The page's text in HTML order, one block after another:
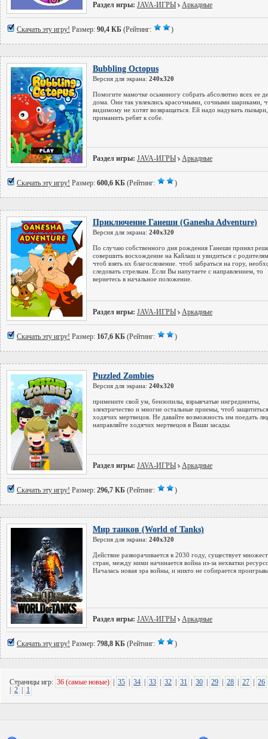
Раздел игры: JAVA-ИГРЫ Аркадные
Скачать эту игру! Размер: 90,4 КБ (Рейтинг: )
Bubbling Octopus
Версия для экрана: 240x320
Помогите мамочке осьминогу собрать абсолютно всех ее
дома. Они так увлеклись красочными, сочными шариками,
видимому не хотят возвращаться. Ей надо надувать
приманить ребят к собе.
Раздел игры: JAVA-ИГРЫ Аркадные
Скачать эту игру! Размер: 600,6 КБ (Рейтинг: )
Приключение Ганеши (Ganesha Adventure)
Версия для экрана: 240x320
По случаю собственного дня рождения Ганеши принял
совершить восхождение на Кайлаш и увидиться с
чтоб взять их благословение. чтоб забраться на гору,
следовать стрелкам. Если Вы напутаете с направлением, то
вернетесь в начальное положение.
Раздел игры: JAVA-ИГРЫ Аркадные
Скачать эту игру! Размер: 167,6 КБ (Рейтинг: )
Puzzled Zombies
Версия для экрана: 240x320
примените свой ум, бензопилы, взрывчатые ингредиенты,
электричество и многие остальные приемы, чтоб
ходячих мертвецов. Не давайте возможность им поедать
направляйте ходячих мертвецов в Ваши засады.
Раздел игры: JAVA-ИГРЫ Аркадные
Скачать эту игру! Размер: 296,7 КБ (Рейтинг: )
Мир танков (World of Tanks)
Версия для экрана: 240x320
Действие разворачивается в 2030 году, существует
стран, между ними начинается война из-за нехватки
Началась новая эра войны, и никто не собирается
Раздел игры: JAVA-ИГРЫ Аркадные
Скачать эту игру! Размер: 798,8 КБ (Рейтинг: )
Страницы игр: 36 (самые новые) 35 34 33 32 31 30 29 28 27 26
2 1